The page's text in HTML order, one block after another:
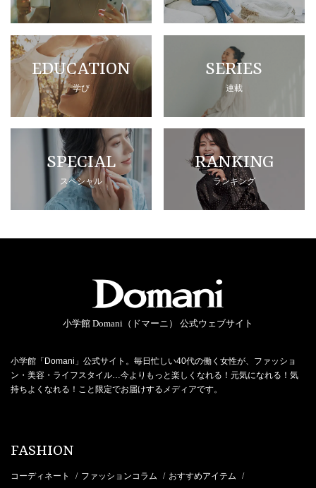
EDUCATION
学び
SERIES
連載
SPECIAL
スペシャル
RANKING
ランキング
小学館 Domani（ドマーニ） 公式ウェブサイト
小学館「Domani」公式サイト。毎日忙しい40代の働く女性が、ファッショ
ン・美容・ライフスタイル…今よりもっと楽しくなれる！元気になれる！気
持ちよくなれる！こと限定でお届けするメディアです。
FASHION
コーディネート / ファッションコラム / おすすめアイテム /